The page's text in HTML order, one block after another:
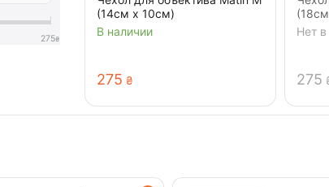
(14см х 10см)
В наличии
‍275‍ ₴
Нет
‍275‍
275₴